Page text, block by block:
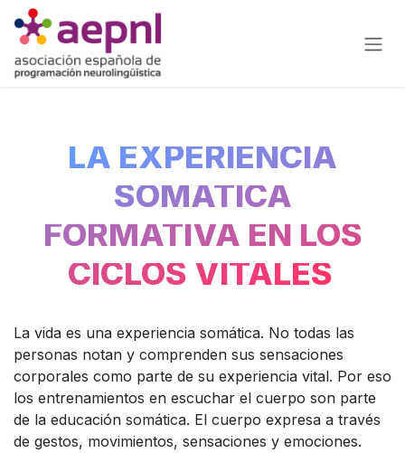
Ir al contenido
LA EXPERIENCIA
SOMÁTICA
FORMATIVA EN LOS
CICLOS VITALES
La vida es una experiencia somática. No todas las
personas notan y comprenden sus sensaciones
corporales como parte de su experiencia vital. Por eso
los entrenamientos en escuchar el cuerpo son parte
de la educación somática. El cuerpo expresa a través
de gestos, movimientos, sensaciones y emociones.